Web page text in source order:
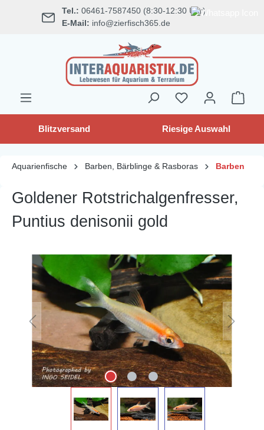
springen Tel.: 06461-7587450 (8:30-12:30 Uhr)
E-Mail: info@zierfisch365.de
Blitzversand Riesige Auswahl
Aquarienfische Barben, Bärblinge & Rasboras Barben
Goldener Rotstrichalgenfresser,
Puntius denisonii gold
Bildergalerie überspringen